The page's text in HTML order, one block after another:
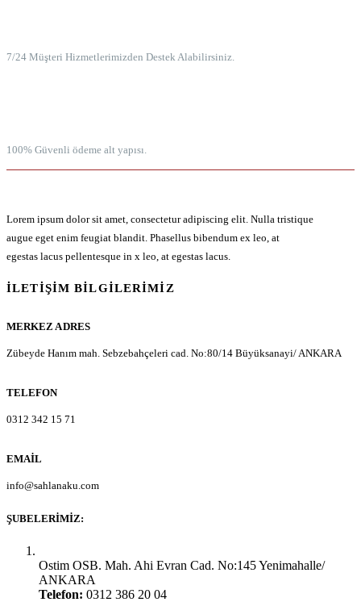
7/24 Müşteri Hizmetlerimizden Destek Alabilirsiniz.
100% Güvenli ödeme alt yapısı.
Lorem ipsum dolor sit amet, consectetur adipiscing elit. Nulla tristique
augue eget enim feugiat blandit. Phasellus bibendum ex leo, at
egestas lacus pellentesque in x leo, at egestas lacus.
İLETIŞIM BILGILERIMIZ
MERKEZ ADRES
Zübeyde Hanım mah. Sebzebahçeleri cad. No:80/14 Büyüksanayi/ ANKARA
TELEFON
0312 342 15 71
EMAIL
info@sahlanaku.com
ŞUBELERIMIZ:
Ostim OSB. Mah. Ahi Evran Cad. No:145 Yenimahalle/
ANKARA
Telefon: 0312 386 20 04